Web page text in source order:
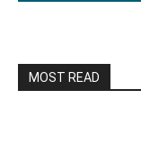
MOST READ